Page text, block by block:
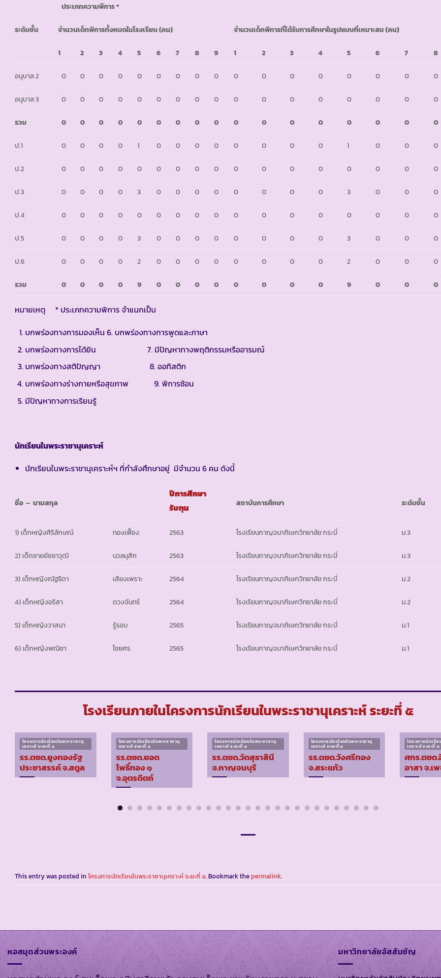
ระดับชั้น
ประเภทความพิการ *
จำนวนเด็กพิการทั้งหมดในโรงเรียน (คน) จำนวนเด็กพิการที่ได้รับการศึกษาในรูปแบบที่เหมาะสม (คน)
1 2 3 4 5 6 7 8 9 1 2 3 4 5 6 7 8
อนุบาล 2 0 0 0 0 0 0 0 0 0 0 0 0 0 0 0 0 0
อนุบาล 3 0 0 0 0 0 0 0 0 0 0 0 0 0 0 0 0 0
รวม 0 0 0 0 0 0 0 0 0 0 0 0 0 0 0 0 0
ป.1 0 0 0 0 1 0 0 0 0 0 0 0 0 1 0 0 0
ป.2 0 0 0 0 0 0 0 0 0 0 0 0 0 0 0 0 0
ป.3 0 0 0 0 3 0 0 0 0 0 0 0 0 3 0 0 0
ป.4 0 0 0 0 0 0 0 0 0 0 0 0 0 0 0 0 0
ป.5 0 0 0 0 3 0 0 0 0 0 0 0 0 3 0 0 0
ป.6 0 0 0 0 2 0 0 0 0 0 0 0 0 2 0 0 0
รวม 0 0 0 0 9 0 0 0 0 0 0 0 0 9 0 0 0
หมายเหตุ * ประเภทความพิการ จำแนกเป็น
บกพร่องทางการมองเห็น 6. บกพร่องทางการพูดและภาษา
บกพร่องทางการได้ยิน 7. มีปัญหาทางพฤติกรรมหรืออารมณ์
บกพร่องทางสติปัญญา 8. ออทิสติก
บกพร่องทางร่างกายหรือสุขภาพ 9. พิการซ้อน
มีปัญหาทางการเรียนรู้
นักเรียนในพระราชานุเคราะห์
นักเรียนในพระราชานุเคราะห์ฯ ที่กำลังศึกษาอยู่ มีจำนวน 6 คน ดังนี้
ชื่อ – นามสกุล
ปีการศึกษา
รับทุน
สถาบันการศึกษา ระดับชั้น
1) เด็กหญิงศิริลักษณ์ ทองเฟื้อง 2563 โรงเรียนกาญจนาภิเษกวิทยาลัย กระบี่ ม.3
2) เด็กชายอัชชาวุฒิ นวลมุสิก 2563 โรงเรียนกาญจนาภิเษกวิทยาลัย กระบี่ ม.3
3) เด็กหญิงณัฐธิดา เสียงเพราะ 2564 โรงเรียนกาญจนาภิเษกวิทยาลัย กระบี่ ม.2
4) เด็กหญิงอริสา ดวงจันทร์ 2564 โรงเรียนกาญจนาภิเษกวิทยาลัย กระบี่ ม.2
5) เด็กหญิงวาสนา รู้รอบ 2565 โรงเรียนกาญจนาภิเษกวิทยาลัย กระบี่ ม.1
6) เด็กหญิงพณิชา ไชยศร 2565 โรงเรียนกาญจนาภิเษกวิทยาลัย กระบี่ ม.1
โรงเรียนภายในโครงการนักเรียนในพระราชานุเคราะห์ ระยะที่ ๕
โครงการนักเรียนในพระราชานุ
เคราะห์ ระยะที่ ๕
รร.ตชด.ยูงทองรัฐ
ประชาสรรค์ จ.สตูล
โครงการนักเรียนในพระราชานุ
เคราะห์ ระยะที่ ๕
รร.ตชด.ยอด
โพธิ์ทอง ๑
จ.อุตรดิตถ์
โครงการนักเรียนในพระราชานุ
เคราะห์ ระยะที่ ๕
รร.ตชด.วัดสุธาสินี
จ.กาญจนบุรี
โครงการนักเรียนในพระราชานุ
เคราะห์ ระยะที่ ๕
รร.ตชด.วังศรีทอง
จ.สระแก้ว
โครงการนักเรีย
เคราะห์ ระยะที่ ๕
ศกร.ตชด
อาสา จ.เ
This entry was posted in โครงการนักเรียนในพระราชานุเคราะห์ ระยะที่ ๕. Bookmark thepermalink.
หอสมุดส่วนพระองค์ มหาวิทยาลัยอัสสัมชัญ